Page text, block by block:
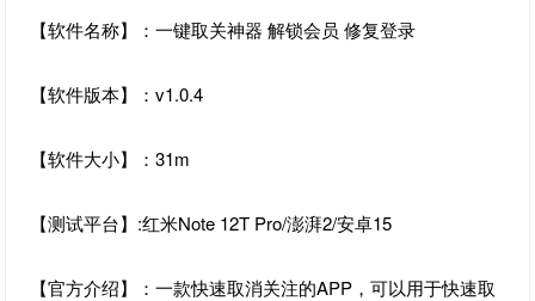
【软件名称】：一键取关神器 解锁会员 修复登录
【软件版本】：v1.0.4
【软件大小】：31m
【测试平台】:红米Note 12T Pro/澎湃2/安卓15
【官方介绍】：一款快速取消关注的APP，可以用于快速取